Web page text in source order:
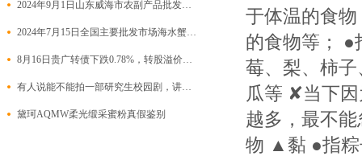
2024年9月1日山东威海市农副产品批发市场价格行情
2024年7月15日全国主要批发市场海水蟹价格行情
8月16日贵广转债下跌0.78%，转股溢价率9.44%
有人说能不能拍一部研究生校园剧，讲讲研究生的校园美好生活，有个评仑笑
黛珂AQMW柔光缎采蜜粉真假鉴别
于体温的食
的食物等； ●
莓、梨、柿
瓜等 ✘当下
越多，最不
物 ▲黏 ●指粽